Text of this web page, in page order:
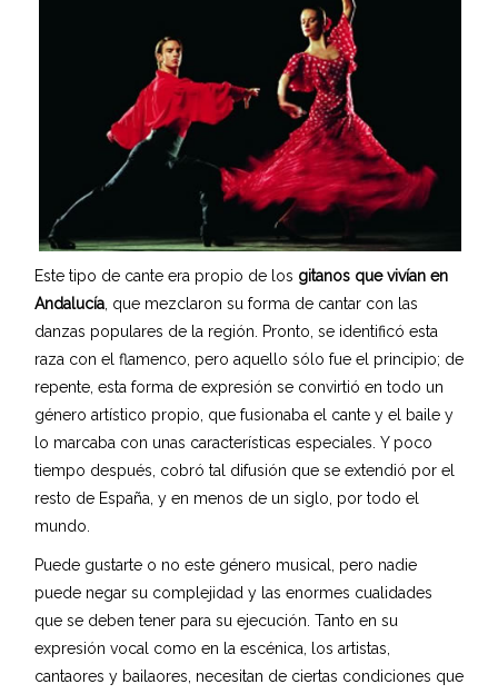
r
b
s
r
k
s
.
c
Este tipo de cante era propio de los gitanos que vivían en
Andalucía, que mezclaron su forma de cantar con las
danzas populares de la región. Pronto, se identificó esta
raza con el flamenco, pero aquello sólo fue el principio; de
repente, esta forma de expresión se convirtió en todo un
género artístico propio, que fusionaba el cante y el baile y
lo marcaba con unas características especiales. Y poco
tiempo después, cobró tal difusión que se extendió por el
resto de España, y en menos de un siglo, por todo el
mundo.
Puede gustarte o no este género musical, pero nadie
puede negar su complejidad y las enormes cualidades
que se deben tener para su ejecución. Tanto en su
expresión vocal como en la escénica, los artistas,
cantaores y bailaores, necesitan de ciertas condiciones que